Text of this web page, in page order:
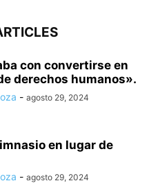
con convertirse en
derechos humanos».
- agosto 29, 2024
en lugar de
- agosto 29, 2024